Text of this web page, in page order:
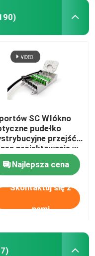
SC Włókno
pudełko
przejść
projektowanie w
GPON CATV
Najlepsza cena
Skontaktuj się z
nami